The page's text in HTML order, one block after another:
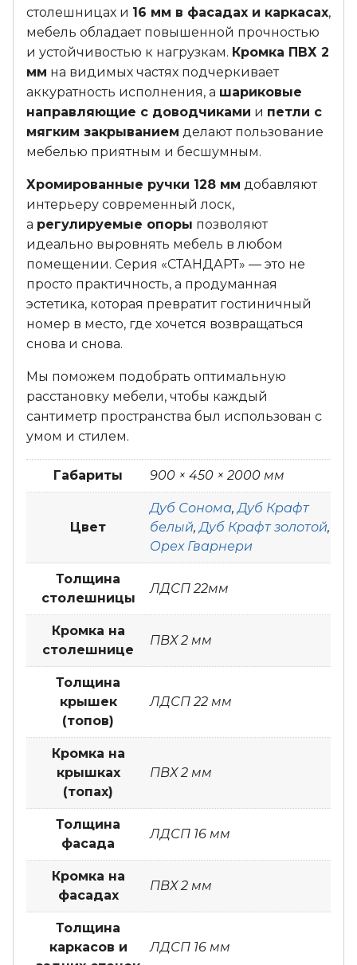
столешницах и 16 мм в фасадах и каркасах,
мебель обладает повышенной прочностью
и устойчивостью к нагрузкам. Кромка ПВХ 2
мм на видимых частях подчеркивает
аккуратность исполнения, а шариковые
направляющие с доводчиками и петли с
мягким закрыванием делают пользование
мебелью приятным и бесшумным.
Хромированные ручки 128 мм добавляют
интерьеру современный лоск,
а регулируемые опоры позволяют
идеально выровнять мебель в любом
помещении. Серия «СТАНДАРТ» — это не
просто практичность, а продуманная
эстетика, которая превратит гостиничный
номер в место, где хочется возвращаться
снова и снова.
Мы поможем подобрать оптимальную
расстановку мебели, чтобы каждый
сантиметр пространства был использован с
умом и стилем.
Габариты 900 × 450 × 2000 мм
Цвет
Дуб Сонома,Дуб Крафт
белый,Дуб Крафт золотой,
Орех Гварнери
Толщина
столешницы
ЛДСП 22мм
Кромка на
столешнице
ПВХ 2 мм
Толщина
крышек
(топов)
ЛДСП 22 мм
Кромка на
крышках
(топах)
ПВХ 2 мм
Толщина
фасада
ЛДСП 16 мм
Кромка на
фасадах
ПВХ 2 мм
Толщина
каркасов и
ЛДСП 16 мм